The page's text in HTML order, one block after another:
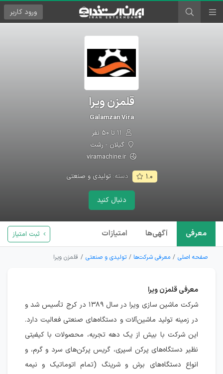
ورود کاربر
قلمزن ویرا
Galamzan Vira
گیلان - رشت
viramachine.ir
۱.۰ دسته:تولیدی و صنعتی
دنبال کنید
معرفی آگهی‌ها امتیازات ثبت امتیاز
صفحه اصلی معرفی شرکت‌ها تولیدی و صنعتی قلمزن ویرا
معرفی قلمزن ویرا
شرکت ماشین سازی ویرا در سال ۱۳۸۹ در کرج تأسیس شد و
در زمینه تولید ماشین‌آلات و دستگاه‌های صنعتی فعالیت دارد.
این شرکت با بیش از یک دهه تجربه، محصولات با کیفیتی
نظیر دستگاه‌های پرکن اسپری، گریس پرکن‌های سرد و گرم، و
انواع دستگاه‌های برش و شرینگ (تمام اتوماتیک و نیمه